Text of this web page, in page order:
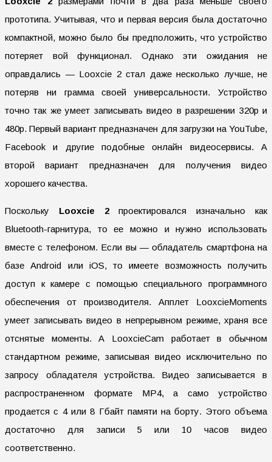
прототипа. Учитывая, что и первая версия была достаточно
компактной, можно было бы предположить, что устройство
потеряет вой функционал. Однако эти ожидания не
оправдались — Looxcie 2 стал даже несколько лучше, не
потеряв ни грамма своей универсальности. Устройство
точно так же умеет записывать видео в разрешении 320p и
480p. Первый вариант предназначен для загрузки на YouTube,
Facebook и другие подобные онлайн видеосервисы. А
второй вариант предназначен для получения видео
хорошего качества.
Поскольку Looxcie 2проектировался изначально как
Bluetooth-гарнитура, то ее можно и нужно использовать
вместе с телефоном. Если вы — обладатель смартфона на
базе Android или iOS, то имеете возможность получить
доступ к камере с помощью специального программного
обеспечения от производителя. Апплет LooxcieMoments
умеет записывать видео в непрерывном режиме, храня все
отснятые моменты. А LooxcieCam работает в обычном
стандартном режиме, записывая видео исключительно по
запросу обладателя устройства. Видео записывается в
распространенном формате MP4, а само устройство
продается с 4 или 8 Гбайт памяти на борту. Этого объема
достаточно для записи 5 или 10 часов видео
соответственно.